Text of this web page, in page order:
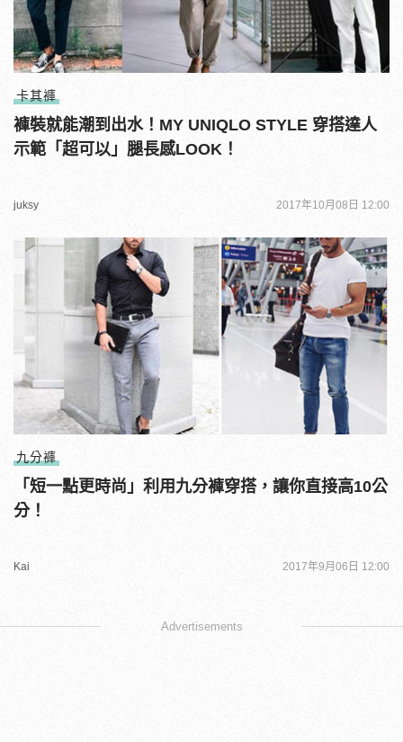
卡其褲
褲裝就能潮到出水！MY UNIQLO STYLE 穿搭達人
示範「超可以」腿長感LOOK！
juksy 2017年10月08日 12:00
九分褲
「短一點更時尚」利用九分褲穿搭，讓你直接高10公
分！
Kai 2017年9月06日 12:00
Advertisements